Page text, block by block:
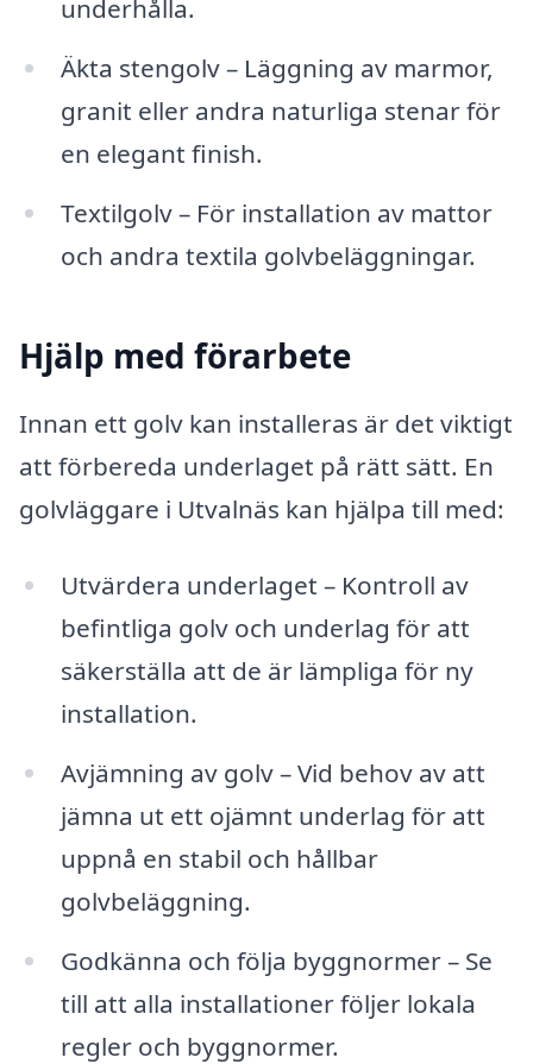
underhålla.
Äkta stengolv – Läggning av marmor,
granit eller andra naturliga stenar för
en elegant finish.
Textilgolv – För installation av mattor
och andra textila golvbeläggningar.
Hjälp med förarbete
Innan ett golv kan installeras är det viktigt
att förbereda underlaget på rätt sätt. En
golvläggare i Utvalnäs kan hjälpa till med:
Utvärdera underlaget – Kontroll av
befintliga golv och underlag för att
säkerställa att de är lämpliga för ny
installation.
Avjämning av golv – Vid behov av att
jämna ut ett ojämnt underlag för att
uppnå en stabil och hållbar
golvbeläggning.
Godkänna och följa byggnormer – Se
till att alla installationer följer lokala
regler och byggnormer.